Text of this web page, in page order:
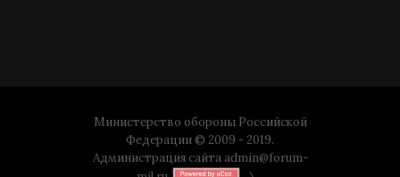
Министерство обороны Российской
Федерации © 2009 - 2019.
Администрация сайта admin@forum-